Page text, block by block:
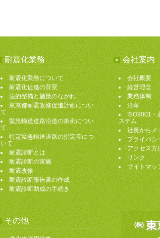
耐震化業務
耐震化業務について
耐震化促進の背景
法的整備と施策のながれ
東京都耐震改修促進計画につい
て
緊急輸送道路沿道の条例につい
て
特定緊急輸送道路の指定等につ
いて
耐震診断とは
耐震診断の実施
耐震改修
耐震診断報告書の作成
耐震診断助成の手続き
会社案内
会社概要
経営理念
業務体制
沿革
ISO9001・
ステム
社長からメ
プライバシ
アクセス方
リンク
サイトマッ
その他